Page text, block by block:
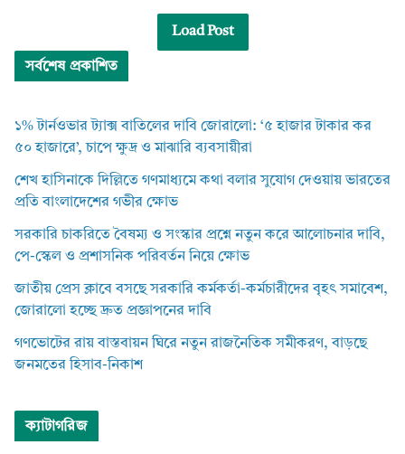
Load Post
সর্বশেষ প্রকাশিত
১% টার্নওভার ট্যাক্স বাতিলের দাবি জোরালো: ‘৫ হাজার টাকার কর
৫০ হাজারে’, চাপে ক্ষুদ্র ও মাঝারি ব্যবসায়ীরা
শেখ হাসিনাকে দিল্লিতে গণমাধ্যমে কথা বলার সুযোগ দেওয়ায় ভারতের
প্রতি বাংলাদেশের গভীর ক্ষোভ
সরকারি চাকরিতে বৈষম্য ও সংস্কার প্রশ্নে নতুন করে আলোচনার দাবি,
পে-স্কেল ও প্রশাসনিক পরিবর্তন নিয়ে ক্ষোভ
জাতীয় প্রেস ক্লাবে বসছে সরকারি কর্মকর্তা-কর্মচারীদের বৃহৎ সমাবেশ,
জোরালো হচ্ছে দ্রুত প্রজ্ঞাপনের দাবি
গণভোটের রায় বাস্তবায়ন ঘিরে নতুন রাজনৈতিক সমীকরণ, বাড়ছে
জনমতের হিসাব-নিকাশ
ক্যাটাগরিজ